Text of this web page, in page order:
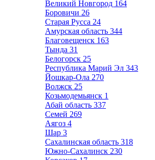
Великий Новгород 164
Боровичи 26
Старая Русса 24
Амурская область 344
Благовещенск 163
Тында 31
Белогорск 25
Республика Марий Эл 343
Йошкар-Ола 270
Волжск 25
Козьмодемьянск 1
Абай область 337
Семей 269
Аягоз 4
Шар 3
Сахалинская область 318
Южно-Сахалинск 230